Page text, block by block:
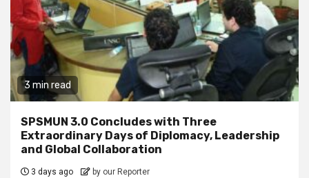
3 min read
SPSMUN 3.0 Concludes with Three
Extraordinary Days of Diplomacy, Leadership
and Global Collaboration
3 days ago by our Reporter